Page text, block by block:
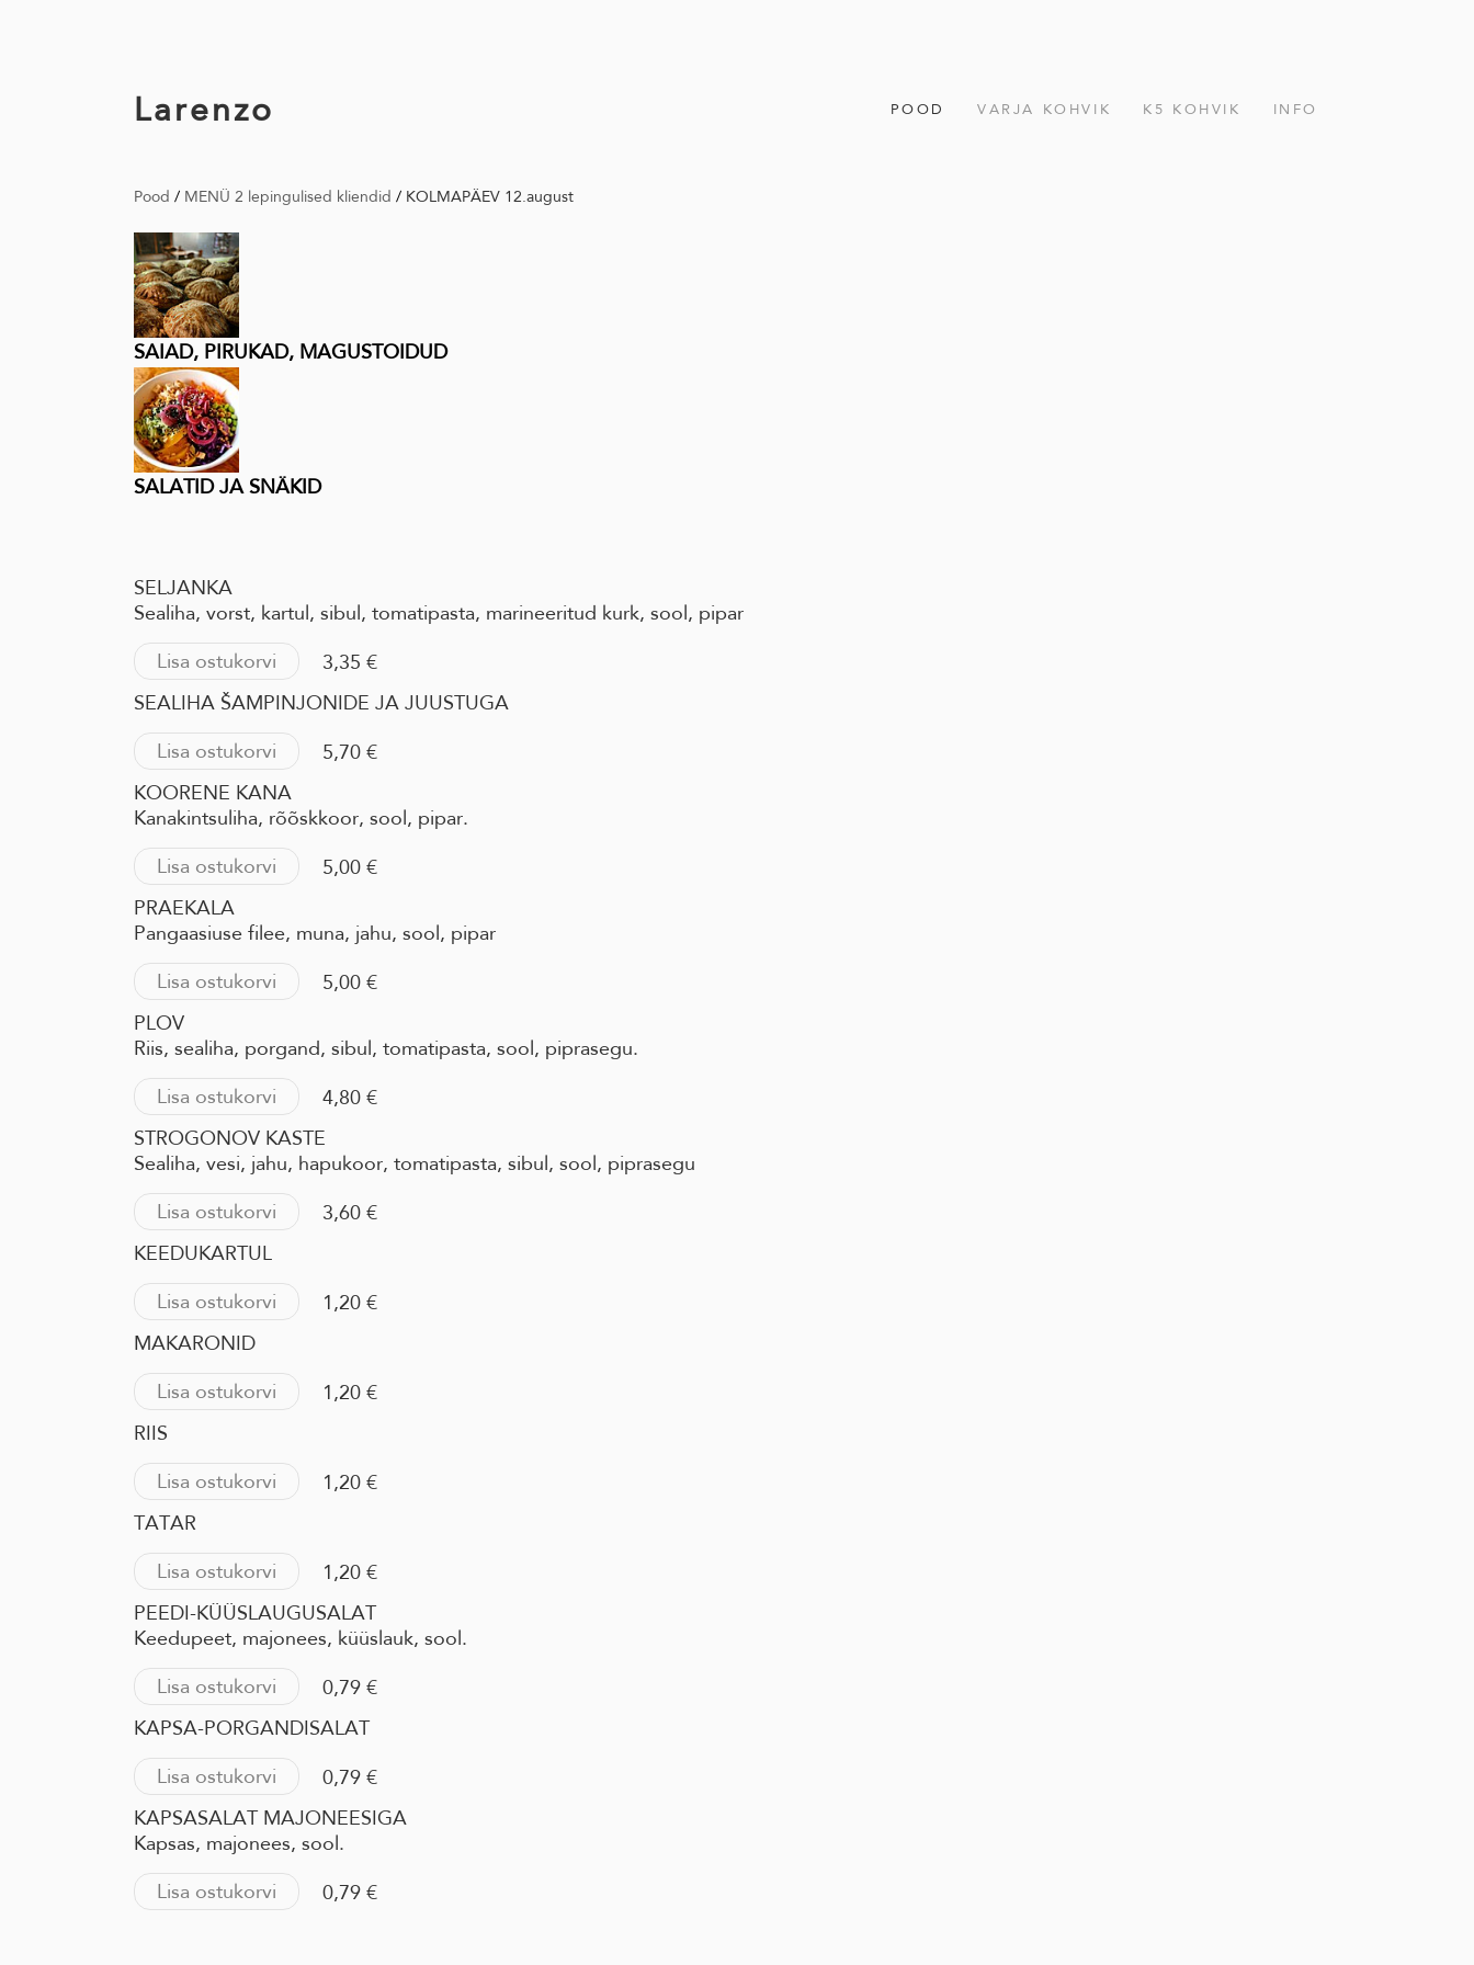
Larenzo POOD VARJA KOHVIK K5 KOHVIK INFO
Pood / MENÜ 2 lepingulised kliendid / KOLMAPÄEV 12.august
SAIAD, PIRUKAD, MAGUSTOIDUD
SALATID JA SNÄKID
SELJANKA
Sealiha, vorst, kartul, sibul, tomatipasta, marineeritud kurk, sool, pipar
Lisa ostukorvi
3,35 €
SEALIHA ŠAMPINJONIDE JA JUUSTUGA
Lisa ostukorvi
5,70 €
KOORENE KANA
Kanakintsuliha, rõõskkoor, sool, pipar.
Lisa ostukorvi
5,00 €
PRAEKALA
Pangaasiuse filee, muna, jahu, sool, pipar
Lisa ostukorvi
5,00 €
PLOV
Riis, sealiha, porgand, sibul, tomatipasta, sool, piprasegu.
Lisa ostukorvi
4,80 €
STROGONOV KASTE
Sealiha, vesi, jahu, hapukoor, tomatipasta, sibul, sool, piprasegu
Lisa ostukorvi
3,60 €
KEEDUKARTUL
Lisa ostukorvi
1,20 €
MAKARONID
Lisa ostukorvi
1,20 €
RIIS
Lisa ostukorvi
1,20 €
TATAR
Lisa ostukorvi
1,20 €
PEEDI-KÜÜSLAUGUSALAT
Keedupeet, majonees, küüslauk, sool.
Lisa ostukorvi
0,79 €
KAPSA-PORGANDISALAT
Lisa ostukorvi
0,79 €
KAPSASALAT MAJONEESIGA
Kapsas, majonees, sool.
Lisa ostukorvi
0,79 €